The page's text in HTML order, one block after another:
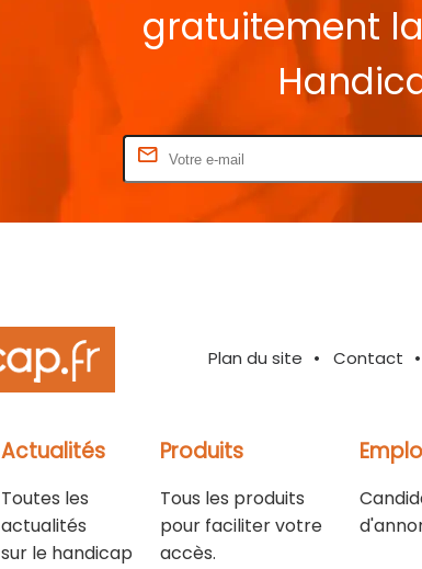
gratuitement la
Plan du site Contact
Actualités
Toutes les
actualités
sur le handicap
Produits
Tous les produits
pour faciliter votre
accès.